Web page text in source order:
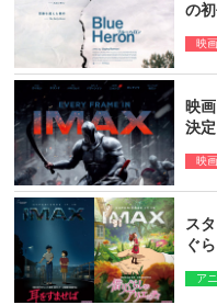
の
映画
映
決
映画
ス
ぐ
ア